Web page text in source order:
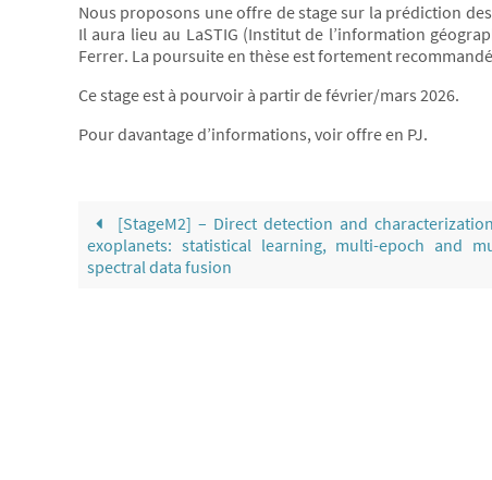
Nous proposons une offre de stage sur la prédiction
Il aura lieu au LaSTIG (Institut de l’information
Ferrer. La poursuite en thèse est fortement
Ce stage est à pourvoir à partir de février/mars 2026.
Pour davantage d’informations, voir offre en PJ.
[StageM2] – Direct detection and
exoplanets: statistical learning, multi-epoch and
spectral data fusion